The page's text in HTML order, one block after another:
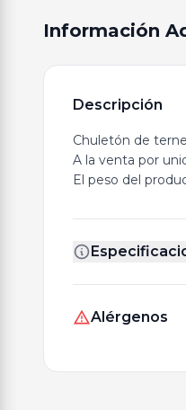
Información
Descripción
Chuletón de
A la venta por
El peso del
Alérgenos